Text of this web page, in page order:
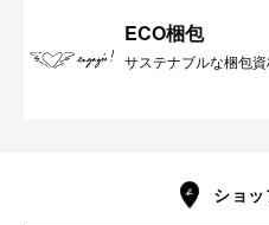
ECO梱包
サステナブルな梱包
ショ